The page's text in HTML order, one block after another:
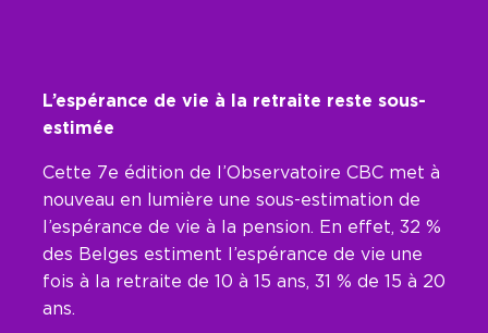
L’espérance de vie à la retraite reste sous-
estimée
Cette 7e édition de l’Observatoire CBC met à
nouveau en lumière une sous-estimation de
l’espérance de vie à la pension. En effet, 32 %
des Belges estiment l’espérance de vie une
fois à la retraite de 10 à 15 ans, 31 % de 15 à 20
ans.